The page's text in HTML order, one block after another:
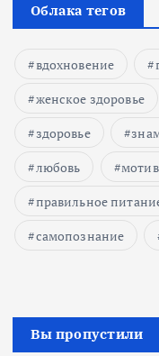
Облака тегов
вдохновение
женское здоровье
здоровье
любовь
правильное
самопознание
Вы пропустили